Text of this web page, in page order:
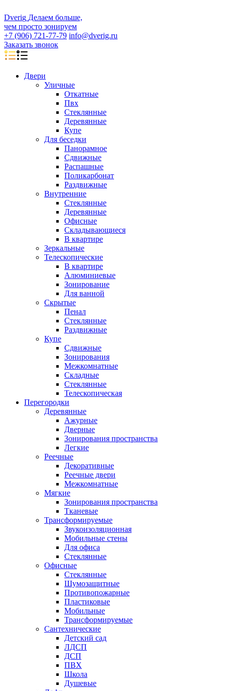
Dverig Делаем больше,
чем просто зонируем
+7 (906) 721-77-79 info@dverig.ru
Заказать звонок
Двери
Уличные
Откатные
Пвх
Стеклянные
Деревянные
Купе
Для беседки
Панорамное
Сдвижные
Распашные
Поликарбонат
Раздвижные
Внутренние
Стеклянные
Деревянные
Офисные
Складывающиеся
В квартире
Зеркальные
Телескопические
В квартире
Алюминиевые
Зонирование
Для ванной
Скрытые
Пенал
Стеклянные
Раздвижные
Купе
Сдвижные
Зонирования
Межкомнатные
Складные
Стеклянные
Телескопическая
Перегородки
Деревянные
Ажурные
Дверные
Зонирования пространства
Легкие
Реечные
Декоративные
Реечные двери
Межкомнатные
Мягкие
Зонирования пространства
Тканевые
Трансформируемые
Звукоизоляционная
Мобильные стены
Для офиса
Стеклянные
Офисные
Стеклянные
Шумозащитные
Противопожарные
Пластиковые
Мобильные
Трансформируемые
Сантехнические
Детский сад
ЛДСП
ДСП
ПВХ
Школа
Душевые